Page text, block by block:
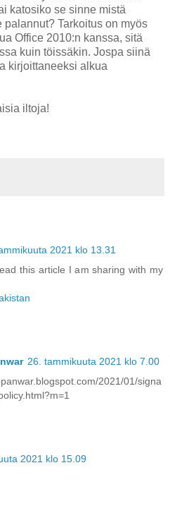
katosiko se sinne mistä
Tarkoitus on myös
Office 2010:n kanssa, sitä
kuin töissäkin. Jospa siinä
kirjoittaneeksi alkua
iltoja!
2021 klo 13.31
this article I am sharing with my
26. tammikuuta 2021 klo 7.00
2021/01/signa
2021 klo 15.09